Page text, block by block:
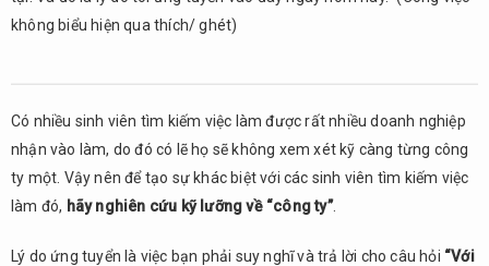
không biểu hiện qua thích/ ghét)
Có nhiều sinh viên tìm kiếm việc làm được rất nhiều doanh nghiệp
nhận vào làm, do đó có lẽ họ sẽ không xem xét kỹ càng từng công
ty một. Vậy nên để tạo sự khác biệt với các sinh viên tìm kiếm việc
làm đó, hãy nghiên cứu kỹ lưỡng về “công ty”.
Lý do ứng tuyển là việc bạn phải suy nghĩ và trả lời cho câu hỏi “Với